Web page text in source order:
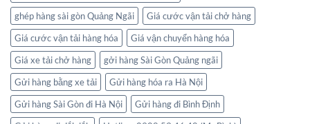
ghép hàng sài gòn Quảng Ngãi
Giá cước vận tải chở hàng
Giá cước vận tải hàng hóa
Giá vận chuyển hàng hóa
Giá xe tải chở hàng
gởi hàng Sài Gòn Quảng ngãi
Gửi hàng bằng xe tải
Gửi hàng hóa ra Hà Nội
Gửi hàng Sài Gòn đi Hà Nội
Gửi hàng đi Bình Định